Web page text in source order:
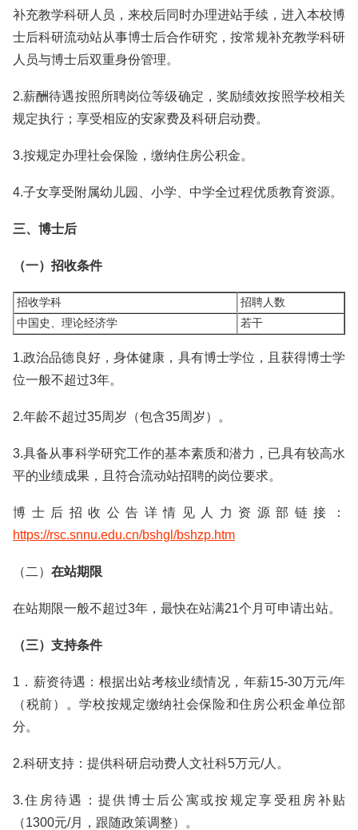
补充教学科研人员，来校后同时办理进站手续，进入本校博
士后科研流动站从事博士后合作研究，按常规补充教学科研
人员与博士后双重身份管理。
2.薪酬待遇按照所聘岗位等级确定，奖励绩效按照学校相关
规定执行；享受相应的安家费及科研启动费。
3.按规定办理社会保险，缴纳住房公积金。
4.子女享受附属幼儿园、小学、中学全过程优质教育资源。
三、博士后
（一）招收条件
招收学科
招聘人数
中国史、理论经济学
若干
1.政治品德良好，身体健康，具有博士学位，且获得博士学
位一般不超过3年。
2.年龄不超过35周岁（包含35周岁）。
3.具备从事科学研究工作的基本素质和潜力，已具有较高水
平的业绩成果，且符合流动站招聘的岗位要求。
博士后招收公告详情见人力资源部链接：
https://rsc.snnu.edu.cn/bshgl/bshzp.htm
（二） 在站期限
在站期限一般不超过3年，最快在站满21个月可申请出站。
（三）支持条件
1．薪资待遇：根据出站考核业绩情况，年薪15-30万元/年
（税前）。学校按规定缴纳社会保险和住房公积金单位部
分。
2.科研支持：提供科研启动费人文社科5万元/人。
3.住房待遇：提供博士后公寓或按规定享受租房补贴
（1300元/月，跟随政策调整）。